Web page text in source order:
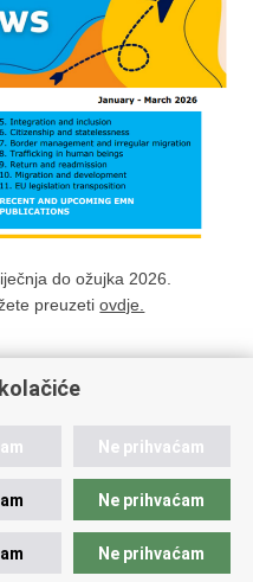
do ožujka 2026.
preuzetiovdje.
Sljedeća
Novi EMN informacijski letak
istražuje sigurne zemlje
podrijetla i sigurne treće
zemlje prema novoj Uredbi
Ne prihvaćam
Ne prihvaćam
Ne prihvaćam